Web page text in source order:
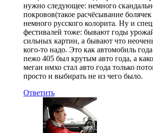
нужно следующее: немного
покровов(такое расчёсывание болячек
немного русского колорита. Ну и
фестивалей тоже: бывают годы
сильных картин, а бывают что
кого-то надо. Это как автомобиль
пежо 405 был крутым авто года, а
меган имхо стал авто года только
просто и выбирать не из чего было.
Ответить